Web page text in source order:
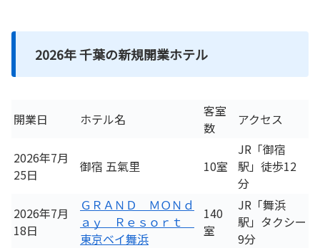
2026年 千葉の新規開業ホテル
開業日 ホテル名
客室
数
アクセス
2026年7月
25日
御宿 五氣里 10室
JR「御宿
駅」徒歩12
分
2026年7月
18日
ＧＲＡＮＤ ＭＯＮｄ
ａｙ Ｒｅｓｏｒｔ
東京ベイ舞浜
140
室
JR「舞浜
駅」タクシー
9分